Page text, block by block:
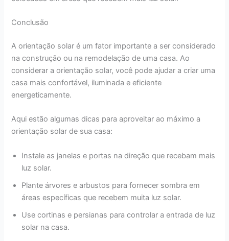
Conclusão
A orientação solar é um fator importante a ser considerado
na construção ou na remodelação de uma casa. Ao
considerar a orientação solar, você pode ajudar a criar uma
casa mais confortável, iluminada e eficiente
energeticamente.
Aqui estão algumas dicas para aproveitar ao máximo a
orientação solar de sua casa:
Instale as janelas e portas na direção que recebam mais
luz solar.
Plante árvores e arbustos para fornecer sombra em
áreas específicas que recebem muita luz solar.
Use cortinas e persianas para controlar a entrada de luz
solar na casa.